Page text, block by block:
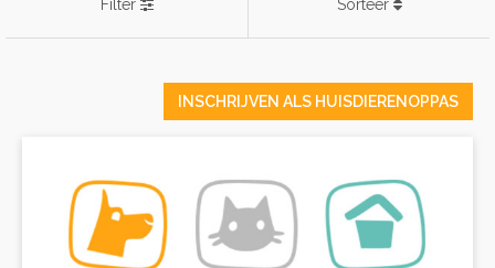
Filter Sorteer
INSCHRIJVEN ALS HUISDIERENOPPAS